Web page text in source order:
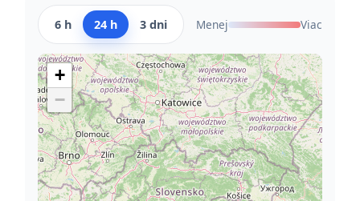
6 h 24 h 3 dni Menej Viac
+
−